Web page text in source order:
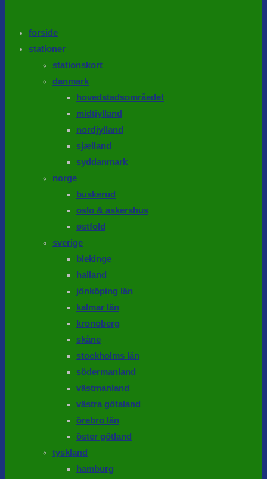
forside
stationer
stationskort
danmark
hovedstadsområedet
midtjylland
nordjylland
sjælland
syddanmark
norge
buskerud
oslo & askershus
østfold
sverige
blekinge
halland
jönköping län
kalmar län
kronoberg
skåne
stockholms län
södermanland
västmanland
västra götaland
örebro län
öster götland
tyskland
hamburg